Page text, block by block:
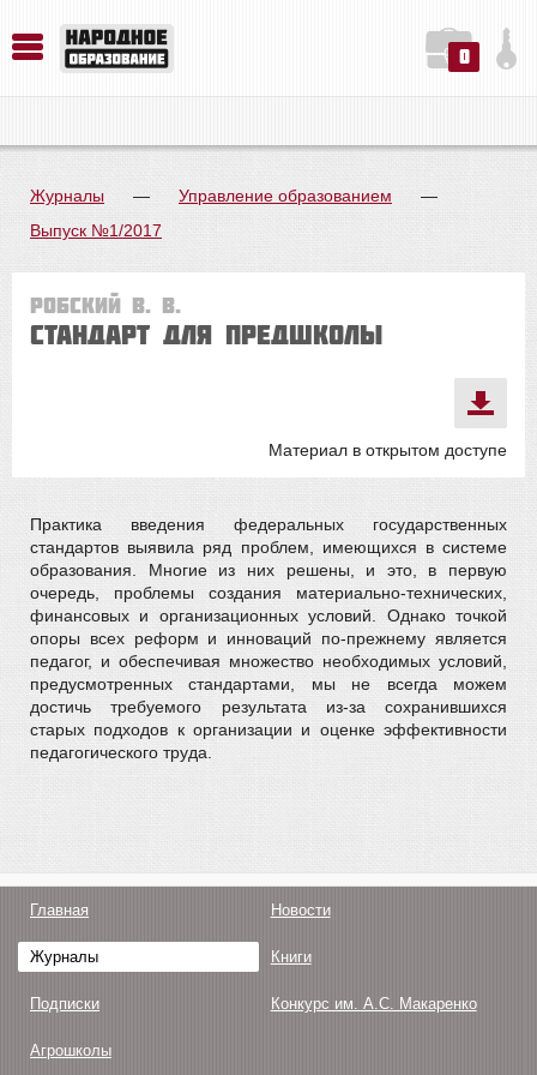
0
Журналы — Управление образованием
—
Выпуск №1/2017
Робский В. В.
Стандарт для предшколы
Материал в открытом доступе
Практика введения федеральных государственных
стандартов выявила ряд проблем, имеющихся в системе
образования. Многие из них решены, и это, в первую
очередь, проблемы создания материально-технических,
финансовых и организационных условий. Однако точкой
опоры всех реформ и инноваций по-прежнему является
педагог, и обеспечивая множество необходимых условий,
предусмотренных стандартами, мы не всегда можем
достичь требуемого результата из-за сохранившихся
старых подходов к организации и оценке эффективности
педагогического труда.
Главная Новости
Журналы Книги
Подписки Конкурс им. А.С. Макаренко
Агрошколы